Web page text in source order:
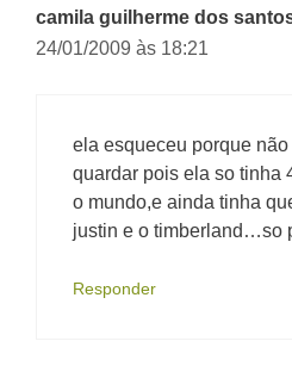
camila guilherme dos
24/01/2009 às 18:21
ela esqueceu porque
quardar pois ela so tinha
o mundo,e ainda tinha
justin e o timberland…so
Responder